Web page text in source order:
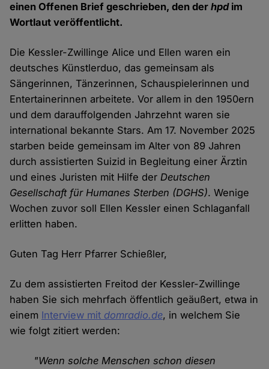
einen Offenen Brief geschrieben, den derhpdim
Wortlaut veröffentlicht.
Die Kessler-Zwillinge Alice und Ellen waren ein
deutsches Künstlerduo, das gemeinsam als
Sängerinnen, Tänzerinnen, Schauspielerinnen und
Entertainerinnen arbeitete. Vor allem in den 1950ern
und dem darauffolgenden Jahrzehnt waren sie
international bekannte Stars. Am 17. November 2025
starben beide gemeinsam im Alter von 89 Jahren
durch assistierten Suizid in Begleitung einer Ärztin
und eines Juristen mit Hilfe derDeutschen
Gesellschaft für Humanes Sterben (DGHS). Wenige
Wochen zuvor soll Ellen Kessler einen Schlaganfall
erlitten haben.
Guten Tag Herr Pfarrer Schießler,
Zu dem assistierten Freitod der Kessler-Zwillinge
haben Sie sich mehrfach öffentlich geäußert, etwa in
einem Interview mit domradio.de, in welchem Sie
wie folgt zitiert werden:
"Wenn solche Menschen schon diesen